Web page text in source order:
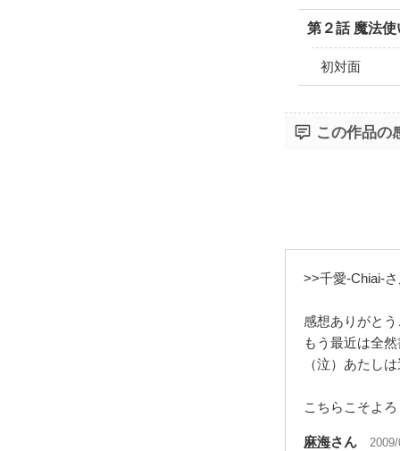
第２話 魔法
初対面
この作品の
>>千愛-Chiai-
感想ありがと
もう最近は全
（泣）あたし
こちらこそよ
麻海さん